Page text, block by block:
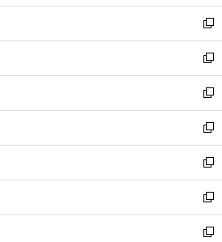
ウ
ィ
ン
ド
ウ
で
開
く
し
い
ウ
ィ
ン
ド
ウ
で
開
く
新
し
い
ウ
ィ
ン
ド
ウ
で
開
く
新
し
い
ウ
ィ
ン
ド
ウ
で
開
く
新
し
い
ウ
ィ
ン
ド
ウ
で
新
し
い
ウ
ィ
ン
ド
新
し
い
ウ
ィ
新
し
い
新